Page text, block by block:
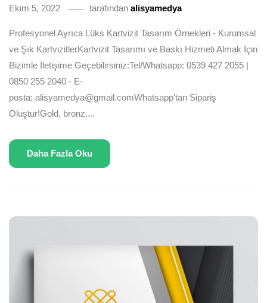
Ekim 5, 2022 tarafından alisyamedya
Profesyonel Ayrıca Lüks Kartvizit Tasarım Örnekleri - Kurumsal
ve Şık KartvizitlerKartvizit Tasarımı ve Baskı Hizmeti Almak İçin
Bizimle İletişime Geçebilirsiniz:Tel/Whatsapp: 0539 427 2055 |
0850 255 2040 - E-
posta: alisyamedya@gmail.comWhatsapp'tan Sipariş
Oluştur!Gold, bronz,...
Daha Fazla Oku